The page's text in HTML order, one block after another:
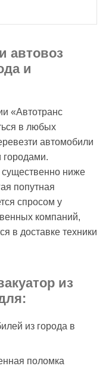
автовоз
и
«Автотранс
в любых
автомобили
городами.
существенно ниже
попутная
спросом у
компаний,
в доставке техники
из
из города в
поломка